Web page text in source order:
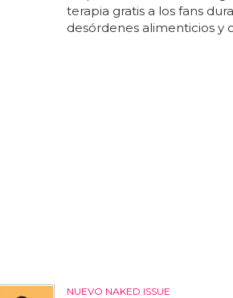
terapia gratis a los fans
desórdenes alimenticios y
NUEVO NAKED ISSUE